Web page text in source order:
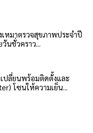
หมาตรวจสุขภาพประจำปี
นชั่วคราว...
ปลี่ยนพร้อมติดตั้งและ
โซนให้ความเย็น...